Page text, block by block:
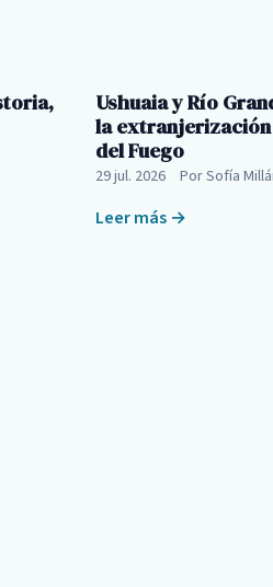
Ushuaia y Río
la
del Fuego
29 jul. 2026 Por Sofía
Leer más →